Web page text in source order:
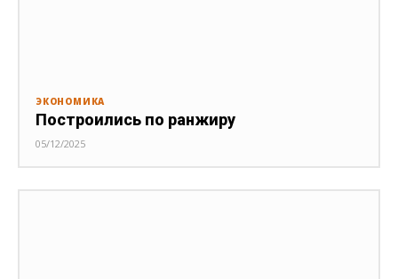
ЭКОНОМИКА
Построились по ранжиру
05/12/2025